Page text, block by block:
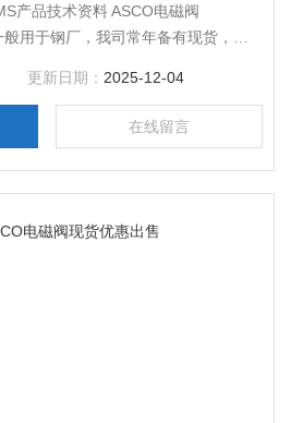
产品技术资料 ASCO电磁阀
用于钢厂，我司常年备有现货，保
更新日期： 2025-12-04
在线留言